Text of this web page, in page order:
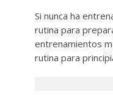
Si nunca ha
rutina para
entrenamientos
rutina para